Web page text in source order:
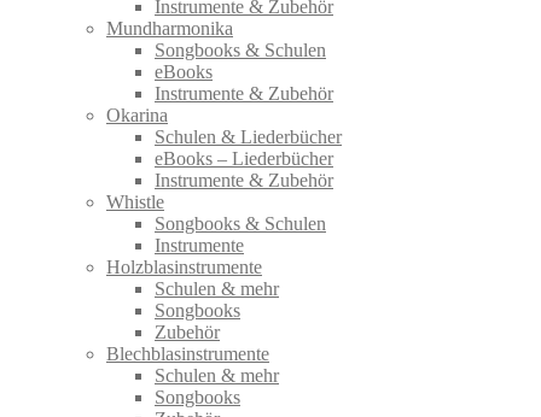
Instrumente & Zubehör
Mundharmonika
Songbooks & Schulen
eBooks
Instrumente & Zubehör
Okarina
Schulen & Liederbücher
eBooks – Liederbücher
Instrumente & Zubehör
Whistle
Songbooks & Schulen
Instrumente
Holzblasinstrumente
Schulen & mehr
Songbooks
Zubehör
Blechblasinstrumente
Schulen & mehr
Songbooks